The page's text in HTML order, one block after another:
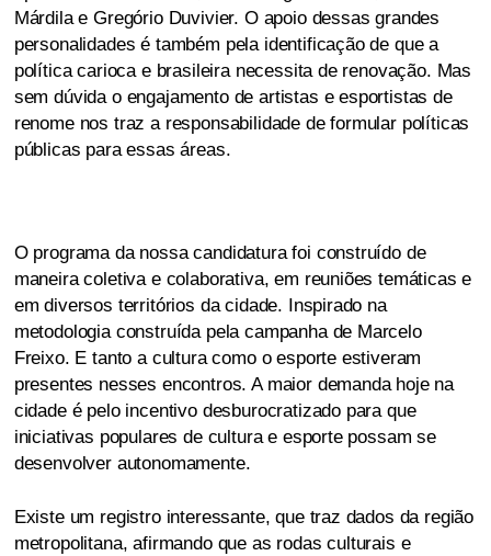
Márdila e Gregório Duvivier. O apoio dessas grandes
personalidades é também pela identificação de que a
política carioca e brasileira necessita de renovação. Mas
sem dúvida o engajamento de artistas e esportistas de
renome nos traz a responsabilidade de formular políticas
públicas para essas áreas.
O programa da nossa candidatura foi construído de
maneira coletiva e colaborativa, em reuniões temáticas e
em diversos territórios da cidade. Inspirado na
metodologia construída pela campanha de Marcelo
Freixo. E tanto a cultura como o esporte estiveram
presentes nesses encontros. A maior demanda hoje na
cidade é pelo incentivo desburocratizado para que
iniciativas populares de cultura e esporte possam se
desenvolver autonomamente.
Existe um registro interessante, que traz dados da região
metropolitana, afirmando que as rodas culturais e